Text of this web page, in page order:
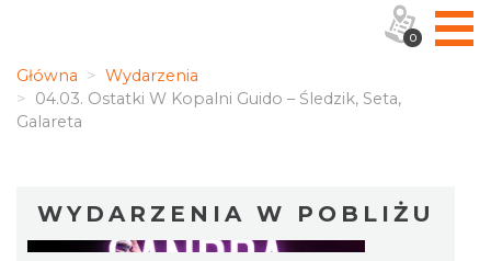
Główna
Wydarzenia
04.03. Ostatki W Kopalni Guido – Śledzik, Seta,
Galareta
WYDARZENIA W POBLIŻU
0